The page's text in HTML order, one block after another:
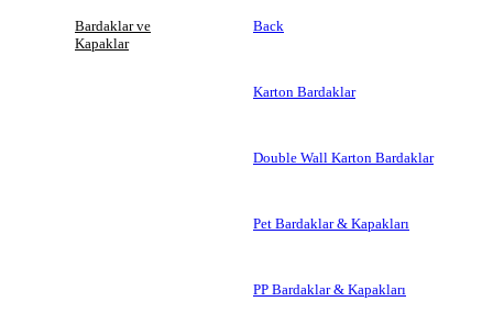
Bardaklar ve
Kapaklar
Back
Karton Bardaklar
Double Wall Karton Bardaklar
Pet Bardaklar & Kapakları
PP Bardaklar & Kapakları